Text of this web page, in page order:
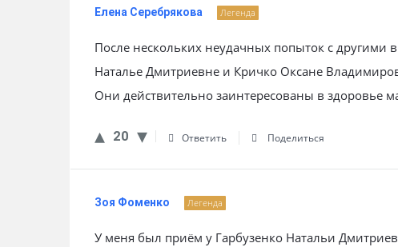
Елена Серебрякова Легенда
После нескольких неудачных попыток с другими
Наталье Дмитриевне и Кричко Оксане
Они действительно заинтересованы в здоровье
20 Ответить Поделиться
Зоя Фоменко Легенда
У меня был приём у Гарбузенко Натальи